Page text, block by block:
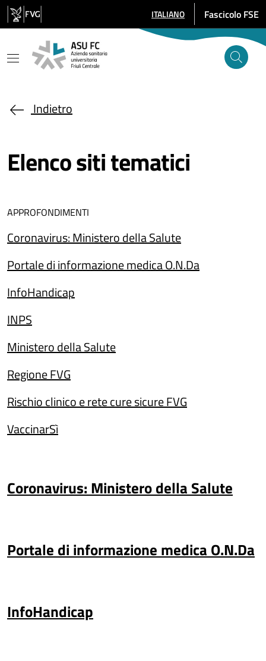
Salta al contenuto principale
SELEZIONE LINGUA: LINGUA
ITALIANO Fascicolo FSE
Indietro
Elenco siti tematici
APPROFONDIMENTI
Coronavirus: Ministero della Salute
Portale di informazione medica O.N.Da
InfoHandicap
INPS
Ministero della Salute
Regione FVG
Rischio clinico e rete cure sicure FVG
VaccinarSì
Coronavirus: Ministero della Salute
Portale di informazione medica O.N.Da
InfoHandicap